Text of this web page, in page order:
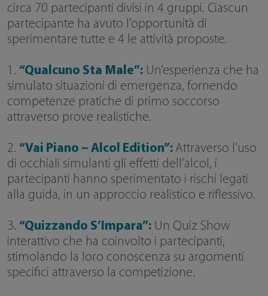
circa 70 partecipanti divisi in 4 gruppi. Ciascun
partecipante ha avuto l’opportunità di
sperimentare tutte e 4 le attività proposte.
1. “Qualcuno Sta Male”: Un’esperienza che ha
simulato situazioni di emergenza, fornendo
competenze pratiche di primo soccorso
attraverso prove realistiche.
2. “Vai Piano – Alcol Edition”: Attraverso l’uso
di occhiali simulanti gli effetti dell’alcol, i
partecipanti hanno sperimentato i rischi legati
alla guida, in un approccio realistico e riflessivo.
3. “Quizzando S’Impara”: Un Quiz Show
interattivo che ha coinvolto i partecipanti,
stimolando la loro conoscenza su argomenti
specifici attraverso la competizione.